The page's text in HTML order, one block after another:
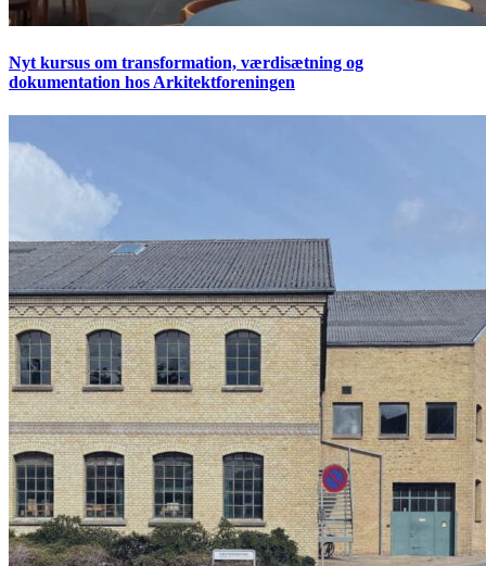
Nyt kursus om transformation, værdisætning og
dokumentation hos Arkitektforeningen